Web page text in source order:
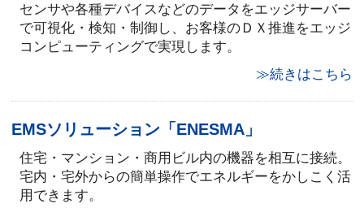
センサや各種デバイスなどのデータをエッジサーバー
で可視化・検知・制御し、お客様のＤＸ推進をエッジ
コンピューティングで実現します。
≫続きはこちら
EMSソリューション「ENESMA」
住宅・マンション・商用ビル内の機器を相互に接続。
宅内・宅外からの簡単操作でエネルギーをかしこく活
用できます。